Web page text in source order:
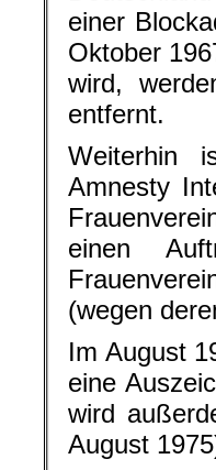
einer
Oktober
wird,
entfernt.
Weiterhin
Amnesty
einen
(wegen
Im August
eine
wird
August